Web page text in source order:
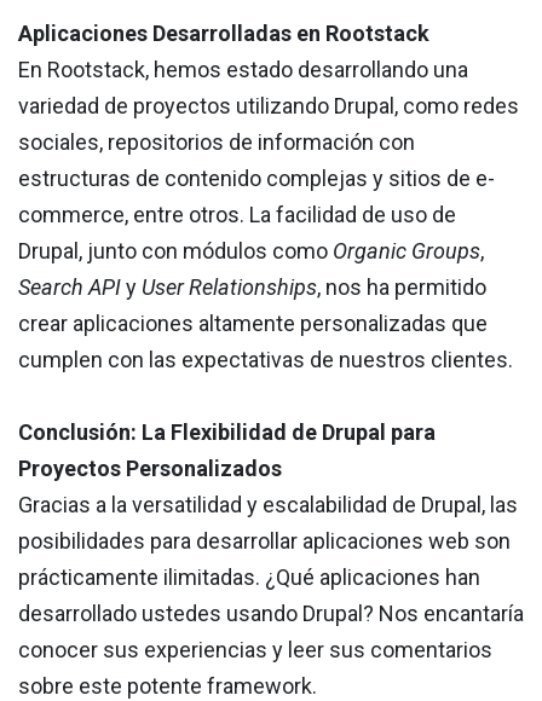
Aplicaciones Desarrolladas en Rootstack
En Rootstack, hemos estado desarrollando una
variedad de proyectos utilizando Drupal, como redes
sociales, repositorios de información con
estructuras de contenido complejas y sitios de e-
commerce, entre otros. La facilidad de uso de
Drupal, junto con módulos como Organic Groups,
Search APIy User Relationships, nos ha permitido
crear aplicaciones altamente personalizadas que
cumplen con las expectativas de nuestros clientes.
Conclusión: La Flexibilidad de Drupal para
Proyectos Personalizados
Gracias a la versatilidad y escalabilidad de Drupal, las
posibilidades para desarrollar aplicaciones web son
prácticamente ilimitadas. ¿Qué aplicaciones han
desarrollado ustedes usando Drupal? Nos encantaría
conocer sus experiencias y leer sus comentarios
sobre este potente framework.